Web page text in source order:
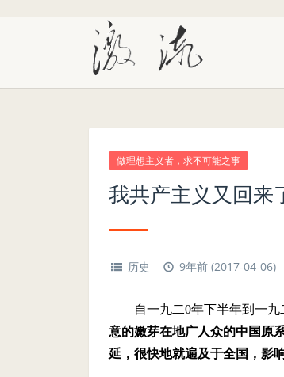
做理想主义者，求不可能之事
我共产主义又回来
历史 9年前 (2017-04-06)
自一九二0年下半年到一九
意的嫩芽在地广人众的中国原
延，很快地就遍及于全国，影